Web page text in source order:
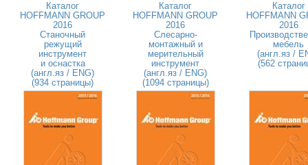
Каталог
HOFFMANN GROUP
2016
Станочный
режущий
инструмент
и оснастка
(англ.яз / ENG)
(934 страницы)
Каталог
HOFFMANN GROUP
2016
Слесарно-
монтажный и
мерительный
инструмент
(англ.яз / ENG)
(1094 страницы)
Каталог
HOFFMANN
2016
мебель
(англ.яз /
(562